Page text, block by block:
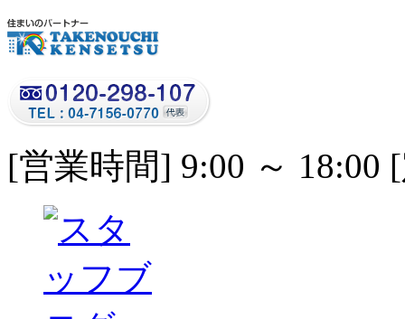
[営業時間] 9:00 ～ 18:00